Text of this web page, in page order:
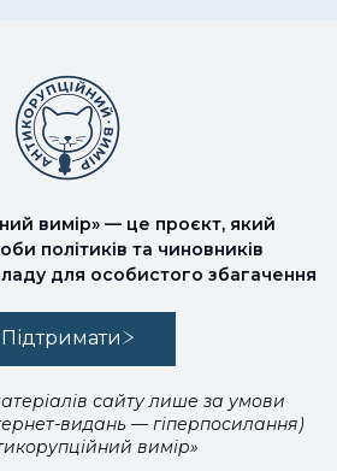
вимір» — це проєкт, який
політиків та чиновників
для особистого збагачення
Підтримати
сайту лише за умови
видань — гіперпосилання)
вимір»